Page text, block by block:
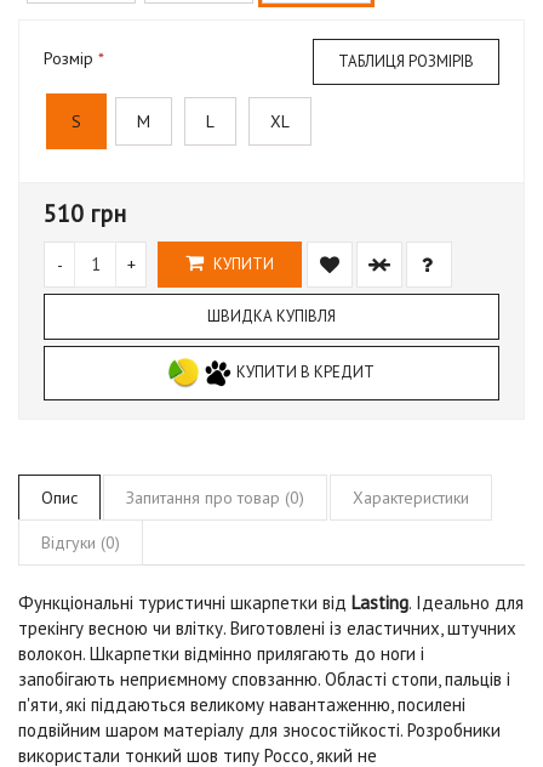
Розмір ТАБЛИЦЯ РОЗМІРІВ
S M L XL
510 грн
- + КУПИТИ
ШВИДКА КУПІВЛЯ
КУПИТИ В КРЕДИТ
Опис Запитання про товар (0) Характеристики
Відгуки (0)
Функціональні туристичні шкарпетки від Lasting. Ідеально для
трекінгу весною чи влітку. Виготовлені із еластичних, штучних
волокон. Шкарпетки відмінно прилягають до ноги і
запобігають неприємному сповзанню. Області стопи, пальців і
п'яти, які піддаються великому навантаженню, посилені
подвійним шаром матеріалу для зносостійкості. Розробники
використали тонкий шов типу Россо, який не